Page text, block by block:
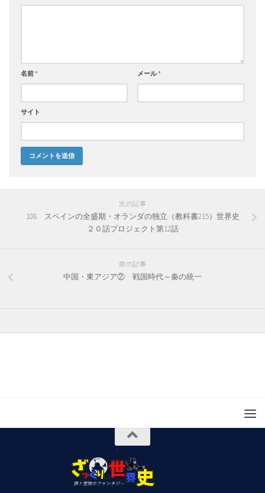
名前* メール*
サイト
次の記事
108 スペインの全盛期・オランダの独立（教科書215）世界史
２０話プロジェクト第12話
前の記事
中国・東アジア② 戦国時代～秦の統一